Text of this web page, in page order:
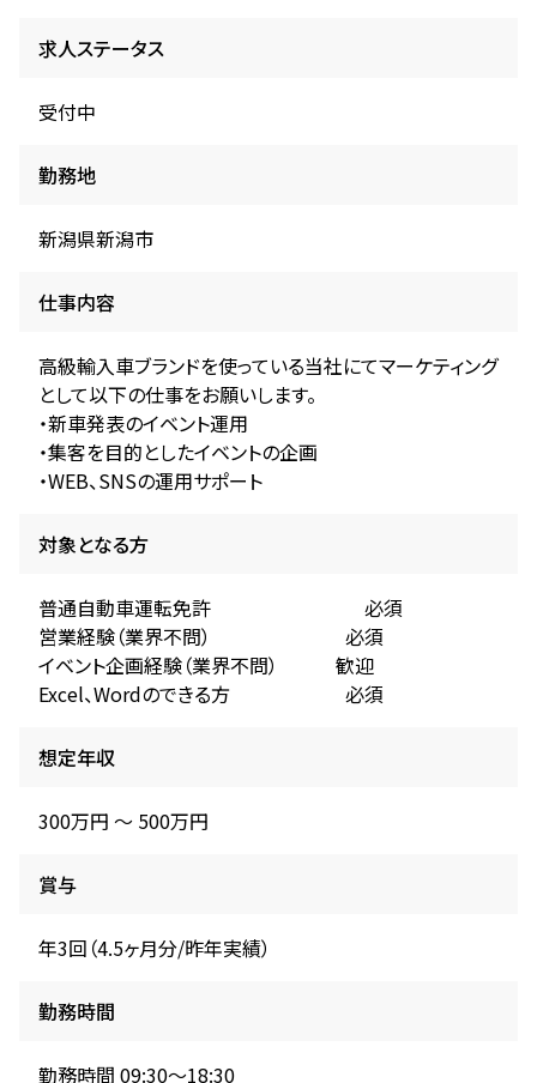
求人ステータス
受付中
勤務地
新潟県新潟市
仕事内容
高級輸入車ブランドを使っている当社にてマーケティング
として以下の仕事をお願いします。
・新車発表のイベント運用
・集客を目的としたイベントの企画
・WEB、SNSの運用サポート
対象となる方
普通自動車運転免許 必須
営業経験（業界不問） 必須
イベント企画経験（業界不問） 歓迎
Excel、Wordのできる方 必須
想定年収
300万円 〜 500万円
賞与
年3回（4.5ヶ月分/昨年実績）
勤務時間
勤務時間 09:30～18:30